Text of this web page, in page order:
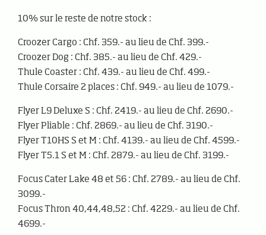
10% sur le reste de notre stock :
Croozer Cargo : Chf. 359.- au lieu de Chf. 399.-
Croozer Dog : Chf. 385.- au lieu de Chf. 429.-
Thule Coaster : Chf. 439.- au lieu de Chf. 499.-
Thule Corsaire 2 places : Chf. 949.- au lieu de 1079.-
Flyer L9 Deluxe S : Chf. 2419.- au lieu de Chf. 2690.-
Flyer Pliable : Chf. 2869.- au lieu de Chf. 3190.-
Flyer T10HS S et M : Chf. 4139.- au lieu de Chf. 4599.-
Flyer T5.1 S et M : Chf. 2879.- au lieu de Chf. 3199.-
Focus Cater Lake 48 et 56 : Chf. 2789.- au lieu de Chf.
3099.-
Focus Thron 40,44,48,52 : Chf. 4229.- au lieu de Chf.
4699.-